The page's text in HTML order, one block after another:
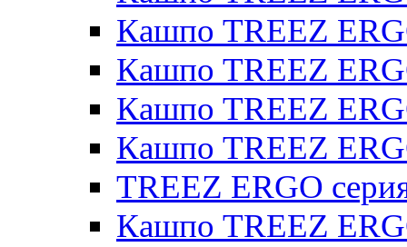
Кашпо TREEZ
Кашпо TREEZ
Кашпо TREEZ
Кашпо TREEZ
TREEZ ERGO
Кашпо TREEZ